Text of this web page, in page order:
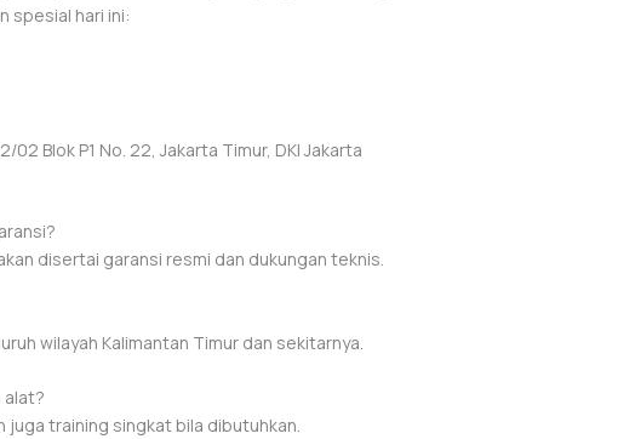
spesial hari ini:
02 Blok P1 No. 22, Jakarta Timur, DKI Jakarta
disertai garansi resmi dan dukungan teknis.
wilayah Kalimantan Timur dan sekitarnya.
alat?
juga training singkat bila dibutuhkan.